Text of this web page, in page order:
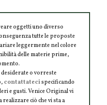
oggetti uno diverso
tutte le proposte
leggermente nel colore
delle materie prime,
o vorreste
contattatecispecificando
e gusti. Venice Original vi
ciò che vi sta a